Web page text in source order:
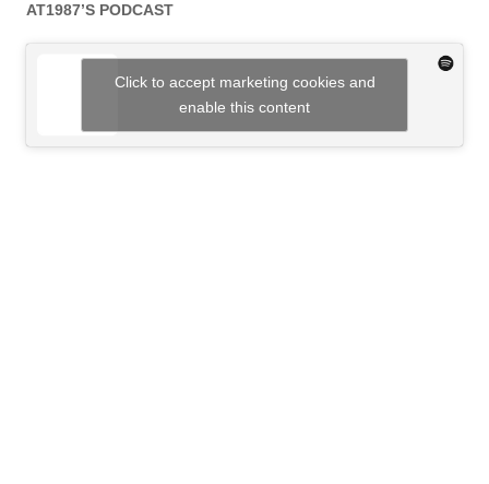
AT1987’S PODCAST
Click to accept marketing cookies and
enable this content